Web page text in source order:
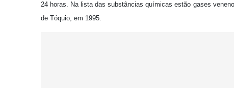
24 horas. Na lista das substâncias químicas estão gases
de Tóquio, em 1995.